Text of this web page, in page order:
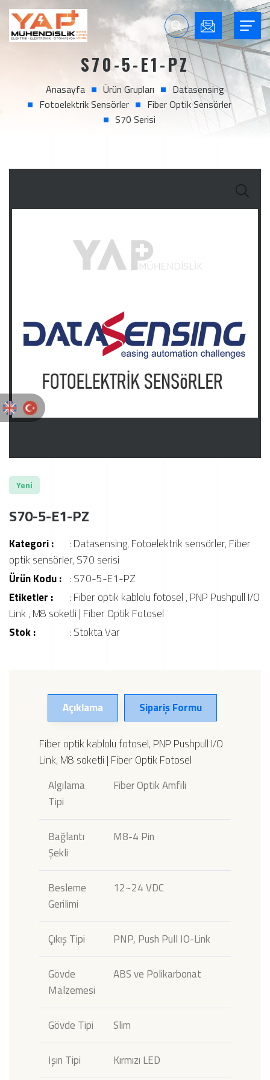
S70-5-E1-PZ
Anasayfa Ürün Grupları
Datasensing
Fotoelektrik Sensörler
Fiber Optik Sensörler
S70 Serisi
Yeni
S70-5-E1-PZ
Kategori : : Datasensing, Fotoelektrik sensörler, Fiber
optik sensörler, S70 serisi
Ürün Kodu : : S70-5-E1-PZ
Etiketler :
: Fiber optik kablolu fotosel , PNP Pushpull I/O
Link , M8 soketli | Fiber Optik Fotosel
Stok :
: Stokta Var
Açıklama Sipariş Formu
Fiber optik kablolu fotosel, PNP Pushpull I/O
Link, M8 soketli | Fiber Optik Fotosel
Algılama
Tipi
Fiber Optik Amfili
Bağlantı
Şekli
M8-4 Pin
Besleme
Gerilimi
12~24 VDC
Çıkış Tipi PNP, Push Pull IO-Link
Gövde
Malzemesi
ABS ve Polikarbonat
Gövde Tipi Slim
Işın Tipi Kırmızı LED